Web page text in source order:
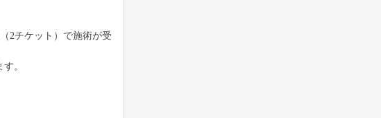
2チケット）で施術が受
。